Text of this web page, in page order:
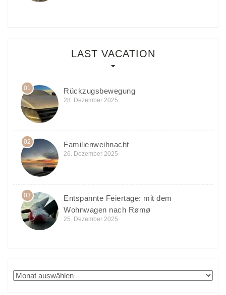
LAST VACATION
01 Rückzugsbewegung
28. Dezember 2025
02 Familienweihnacht
26. Dezember 2025
03
Entspannte Feiertage: mit dem
Wohnwagen nach Rømø
25. Dezember 2025
Archiv